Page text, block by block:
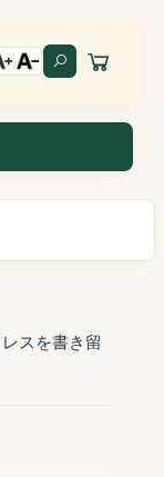
スを書き留